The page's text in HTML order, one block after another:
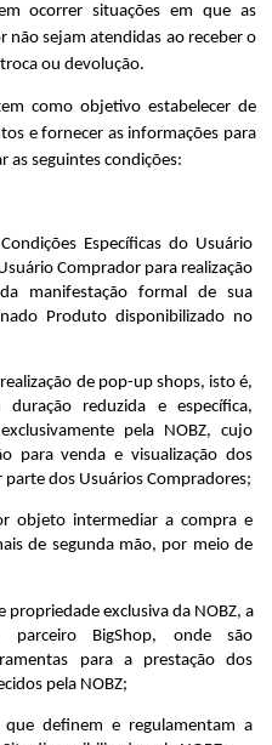
ocorrer situações em que as
não sejam atendidas ao receber o
ou devolução.
como objetivo estabelecer de
e fornecer as informações para
as seguintes condições:
Específicas do Usuário
Comprador para realização
manifestação formal de sua
Produto disponibilizado no
de pop-up shops, isto é,
reduzida e específica,
pela NOBZ, cujo
para venda e visualização dos
dos Usuários Compradores;
objeto intermediar a compra e
de segunda mão, por meio de
propriedade exclusiva da NOBZ, a
BigShop, onde são
para a prestação dos
pela NOBZ;
que definem e regulamentam a